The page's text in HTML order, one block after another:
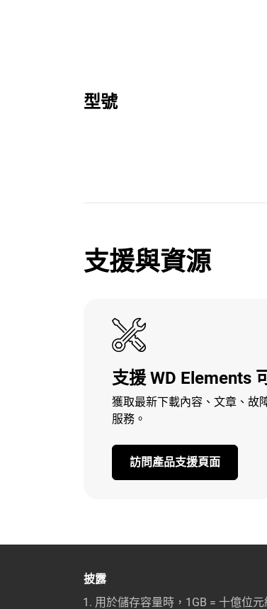
型號
支援與資源
支援 WD Elements
獲取最新下載內容、文章、故
服務。
訪問產品支援頁面
披露
用於儲存容量時，1GB = 十億位